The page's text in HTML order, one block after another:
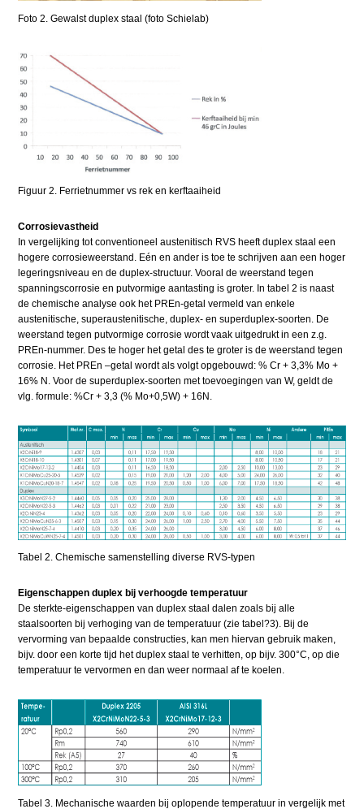
Foto 2. Gewalst duplex staal (foto Schielab)
Figuur 2. Ferrietnummer vs rek en kerftaaiheid
Corrosievastheid
In vergelijking tot conventioneel austenitisch RVS heeft duplex staal een
hogere corrosieweerstand. Eén en ander is toe te schrijven aan een hoger
legeringsniveau en de duplex-structuur. Vooral de weerstand tegen
spanningscorrosie en putvormige aantasting is groter. In tabel 2 is naast
de chemische analyse ook het PREn-getal vermeld van enkele
austenitische, superaustenitische, duplex- en superduplex-soorten. De
weerstand tegen putvormige corrosie wordt vaak uitgedrukt in een z.g.
PREn-nummer. Des te hoger het getal des te groter is de weerstand tegen
corrosie. Het PREn –getal wordt als volgt opgebouwd: % Cr + 3,3% Mo +
16% N. Voor de superduplex-soorten met toevoegingen van W, geldt de
vlg. formule: %Cr + 3,3 (% Mo+0,5W) + 16N.
Tabel 2. Chemische samenstelling diverse RVS-typen
Eigenschappen duplex bij verhoogde temperatuur
De sterkte-eigenschappen van duplex staal dalen zoals bij alle
staalsoorten bij verhoging van de temperatuur (zie tabel?3). Bij de
vervorming van bepaalde constructies, kan men hiervan gebruik maken,
bijv. door een korte tijd het duplex staal te verhitten, op bijv. 300°C, op die
temperatuur te vervormen en dan weer normaal af te koelen.
Tabel 3. Mechanische waarden bij oplopende temperatuur in vergelijk met